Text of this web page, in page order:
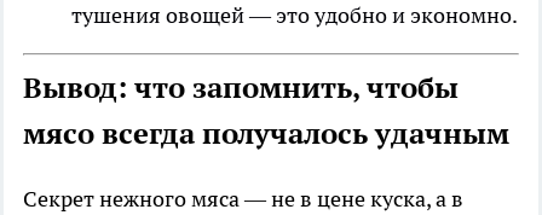
тушения овощей — это удобно и экономно.
Вывод: что запомнить, чтобы
мясо всегда получалось удачным
Секрет нежного мяса — не в цене куска, а в